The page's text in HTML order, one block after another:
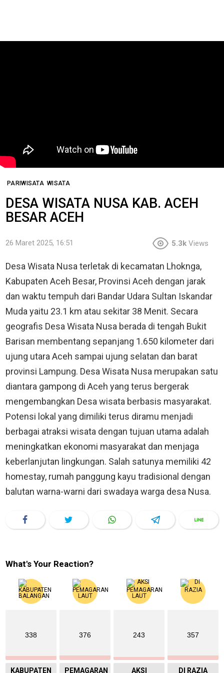
PARIWISATA WISATA
DESA WISATA NUSA KAB. ACEH
BESAR ACEH
26 Maret 2025, 16:51 5.3k Views
Desa Wisata Nusa terletak di kecamatan Lhoknga,
Kabupaten Aceh Besar, Provinsi Aceh dengan jarak
dan waktu tempuh dari Bandar Udara Sultan Iskandar
Muda yaitu 23.1 km atau sekitar 38 Menit. Secara
geografis Desa Wisata Nusa berada di tengah Bukit
Barisan membentang sepanjang 1.650 kilometer dari
ujung utara Aceh sampai ujung selatan dan barat
provinsi Lampung. Desa Wisata Nusa merupakan satu
diantara gampong di Aceh yang terus bergerak
mengembangkan Desa wisata berbasis masyarakat.
Potensi lokal yang dimiliki terus diramu menjadi
berbagai atraksi wisata dengan tujuan utama adalah
meningkatkan ekonomi masyarakat dan menjaga
keberlanjutan lingkungan. Salah satunya memiliki 42
homestay, rumah panggung kayu tradisional dengan
balutan warna-warni dari swadaya warga desa Nusa.
What's Your Reaction?
338
KABUPATEN
376
PEMAGARAN
243
AKSI
357
DI RAZIA